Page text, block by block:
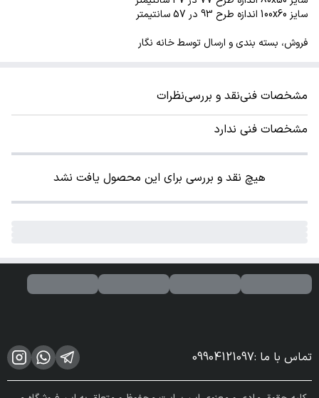
سایز 100x60 اندازه طرح 93 در 57 سانتیمتر
فروش، بسته بندی و ارسال توسط خانه نگار
مشخصات فنینقد و بررسینظرات
مشخصات فنی ندارد
هیچ نقد و بررسی برای این محصول یافت نشد
تماس با ما :
09904121097